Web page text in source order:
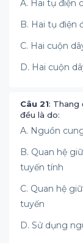
A. Hai tụ điện
B. Hai tụ điện
C. Hai cuộn
D. Hai cuộn
Câu 21: Thang
đều là do:
A. Nguồn
B. Quan hệ
tuyến tính
C. Quan hệ
tuyến
D. Sử dụng